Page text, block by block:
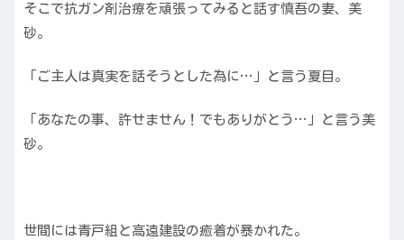
そこで抗ガン剤治療を頑張ってみると話す慎吾の妻、美
砂。
「ご主人は真実を話そうとした為に…」と言う夏目。
「あなたの事、許せません！でもありがとう…」と言う美
砂。
世間には青戸組と高遠建設の癒着が暴かれた。